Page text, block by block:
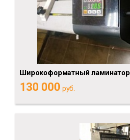
Широкоформатный ламинатор
130 000 руб.